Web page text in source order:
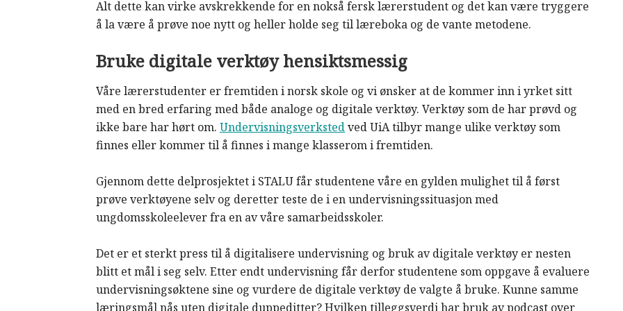
Alt dette kan virke avskrekkende for en nokså fersk lærerstudent og det kan være tryggere
å la være å prøve noe nytt og heller holde seg til læreboka og de vante metodene.
Bruke digitale verktøy hensiktsmessig
Våre lærerstudenter er fremtiden i norsk skole og vi ønsker at de kommer inn i yrket sitt
med en bred erfaring med både analoge og digitale verktøy. Verktøy som de har prøvd og
ikke bare har hørt om. Undervisningsverkstedved UiA tilbyr mange ulike verktøy som
finnes eller kommer til å finnes i mange klasserom i fremtiden.
Gjennom dette delprosjektet i STALU får studentene våre en gylden mulighet til å først
prøve verktøyene selv og deretter teste de i en undervisningssituasjon med
ungdomsskoleelever fra en av våre samarbeidsskoler.
Det er et sterkt press til å digitalisere undervisning og bruk av digitale verktøy er nesten
blitt et mål i seg selv. Etter endt undervisning får derfor studentene som oppgave å evaluere
undervisningsøktene sine og vurdere de digitale verktøy de valgte å bruke. Kunne samme
læringsmål nås uten digitale duppeditter? Hvilken tilleggsverdi har bruk av podcast over